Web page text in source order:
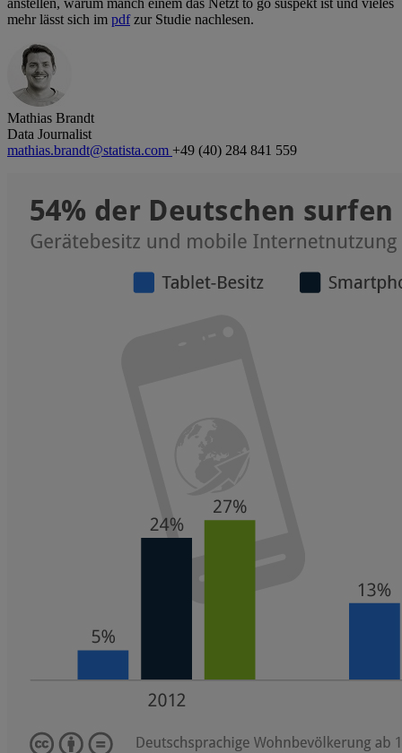
anstellen, warum manch einem das Netzt to go suspekt ist und vieles
mehr lässt sich im pdfzur Studie nachlesen.
Mathias Brandt
Data Journalist
mathias.brandt@statista.com +49 (40) 284 841 559